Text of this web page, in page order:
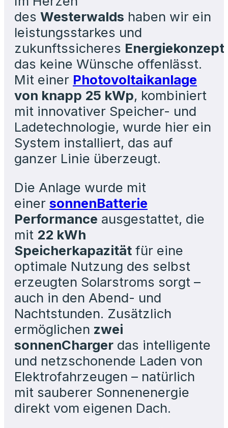
des Westerwalds haben wir ein
leistungsstarkes und
zukunftssicheres Energiekonzept
das keine Wünsche offenlässt.
Mit einer Photovoltaikanlage
von knapp 25 kWp, kombiniert
mit innovativer Speicher- und
Ladetechnologie, wurde hier ein
System installiert, das auf
ganzer Linie überzeugt.
Die Anlage wurde mit
einer sonnenBatterie
Performance ausgestattet, die
mit 22 kWh
Speicherkapazität für eine
optimale Nutzung des selbst
erzeugten Solarstroms sorgt –
auch in den Abend- und
Nachtstunden. Zusätzlich
ermöglichen zwei
sonnenCharger das intelligente
und netzschonende Laden von
Elektrofahrzeugen – natürlich
mit sauberer Sonnenenergie
direkt vom eigenen Dach.